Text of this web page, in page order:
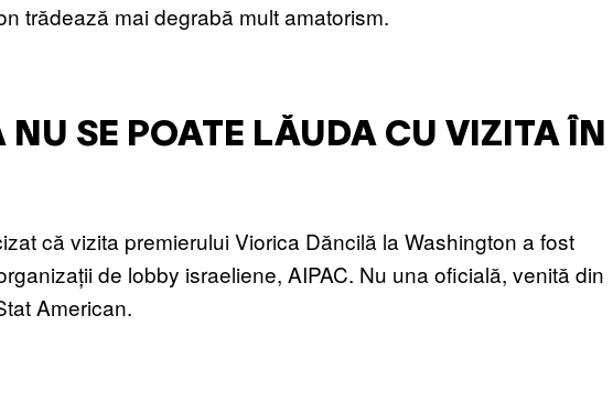
trădează mai degrabă mult amatorism.
NU SE POATE LĂUDA CU VIZITA ÎN
că vizita premierului Viorica Dăncilă la Washington a fost
de lobby israeliene, AIPAC. Nu una oficială, venită din
American.